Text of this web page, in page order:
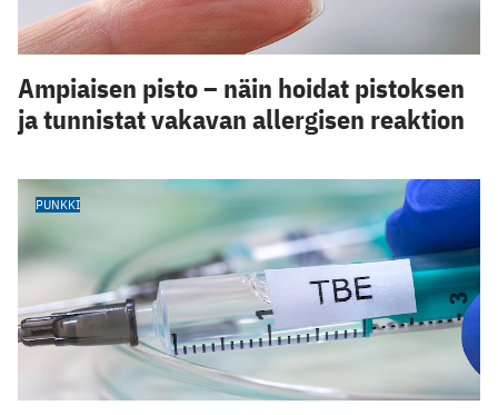
Ampiaisen pisto – näin hoidat pistoksen
ja tunnistat vakavan allergisen reaktion
PUNKKI